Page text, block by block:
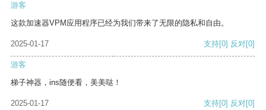
游客
这款加速器VPM应用程序已经为我们带来了无限的隐私和自由。
2025-01-17 支持[0] 反对[0]
游客
梯子神器，ins随便看，美美哒！
2025-01-17 支持[0] 反对[0]